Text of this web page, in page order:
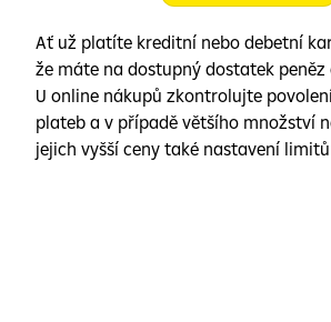
Ať už platíte kreditní nebo debetní
že máte na dostupný dostatek
U online nákupů zkontrolujte
plateb a v případě většího množství
jejich vyšší ceny také nastavení